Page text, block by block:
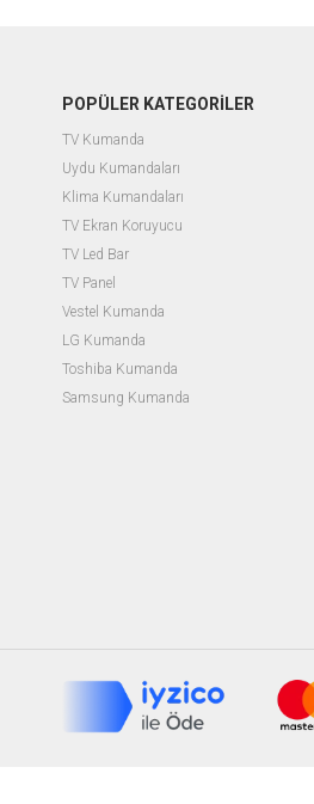
POPÜLER KATEGORİLER
TV Kumanda
Uydu Kumandaları
Klima Kumandaları
TV Ekran Koruyucu
TV Led Bar
TV Panel
Vestel Kumanda
LG Kumanda
Toshiba Kumanda
Samsung Kumanda